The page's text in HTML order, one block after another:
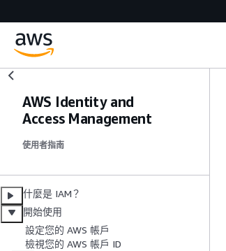
AWS Identity and
Access Management
使用者指南
什麼是 IAM？
開始使用
設定您的 AWS 帳戶
檢視您的 AWS 帳戶 ID